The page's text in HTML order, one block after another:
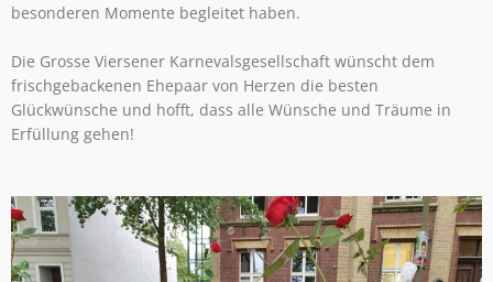
besonderen Momente begleitet haben.
Die Grosse Viersener Karnevalsgesellschaft wünscht dem
frischgebackenen Ehepaar von Herzen die besten
Glückwünsche und hofft, dass alle Wünsche und Träume in
Erfüllung gehen!